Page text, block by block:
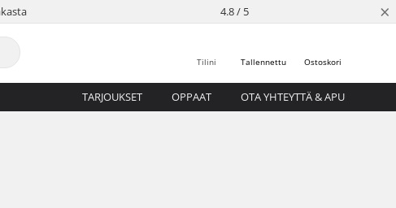
4.8 / 5 ×
Ostoskori
Tallennettu
Tilini
TARJOUKSET OPPAAT OTA YHTEYTTÄ & APU